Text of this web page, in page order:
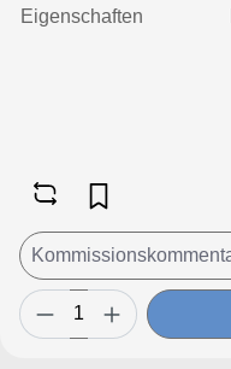
Eigenschaften